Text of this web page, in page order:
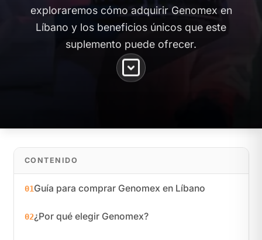
exploraremos cómo adquirir Genomex en
Líbano y los beneficios únicos que este
suplemento puede ofrecer.
CONTENIDO
01Guía para comprar Genomex en Líbano
02¿Por qué elegir Genomex?